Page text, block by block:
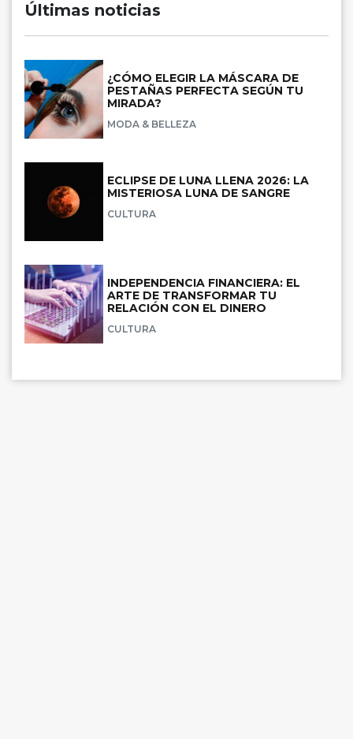
Últimas noticias
¿CÓMO ELEGIR LA MÁSCARA DE
PESTAÑAS PERFECTA SEGÚN TU
MIRADA?
MODA & BELLEZA
ECLIPSE DE LUNA LLENA 2026: LA
MISTERIOSA LUNA DE SANGRE
CULTURA
INDEPENDENCIA FINANCIERA: EL
ARTE DE TRANSFORMAR TU
RELACIÓN CON EL DINERO
CULTURA